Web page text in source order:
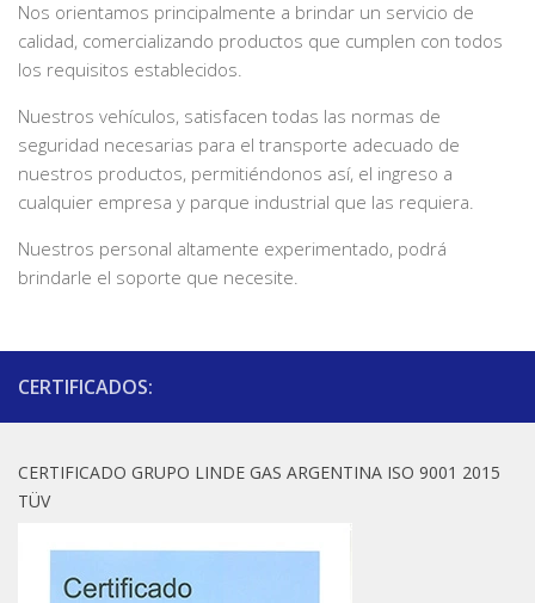
Nos orientamos principalmente a brindar un servicio de
calidad, comercializando productos que cumplen con todos
los requisitos establecidos.
Nuestros vehículos, satisfacen todas las normas de
seguridad necesarias para el transporte adecuado de
nuestros productos, permitiéndonos así, el ingreso a
cualquier empresa y parque industrial que las requiera.
Nuestros personal altamente experimentado, podrá
brindarle el soporte que necesite.
CERTIFICADOS:
CERTIFICADO GRUPO LINDE GAS ARGENTINA ISO 9001 2015
TÜV